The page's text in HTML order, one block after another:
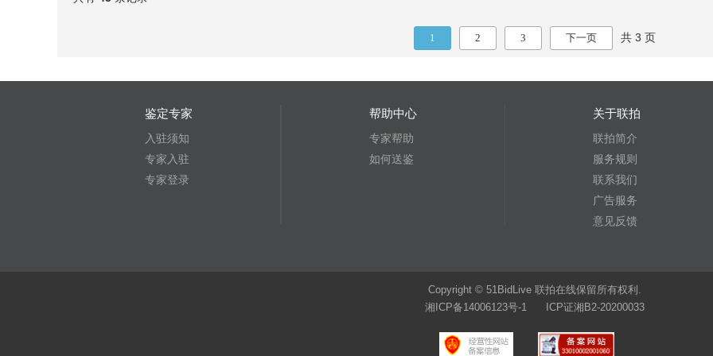
1 2 3 下一页 共 3 页
鉴定专家
入驻须知
专家入驻
专家登录
帮助中心
专家帮助
如何送鉴
关于联拍
联拍简介
服务规则
联系我们
广告服务
意见反馈
Copyright © 51BidLive 联拍在线保留所有权利.
湘ICP备14006123号-1 ICP证湘B2-20200033